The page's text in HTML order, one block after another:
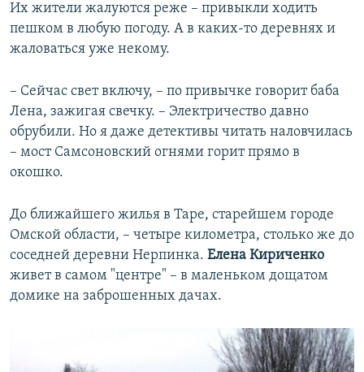
Их жители жалуются реже – привыкли ходить
пешком в любую погоду. А в каких-то деревнях и
жаловаться уже некому.
– Сейчас свет включу, – по привычке говорит баба
Лена, зажигая свечку. – Электричество давно
обрубили. Но я даже детективы читать наловчилась
– мост Самсоновский огнями горит прямо в
окошко.
До ближайшего жилья в Таре, старейшем городе
Омской области, – четыре километра, столько же до
соседней деревни Нерпинка. Елена Кириченко
живет в самом "центре" – в маленьком дощатом
домике на заброшенных дачах.